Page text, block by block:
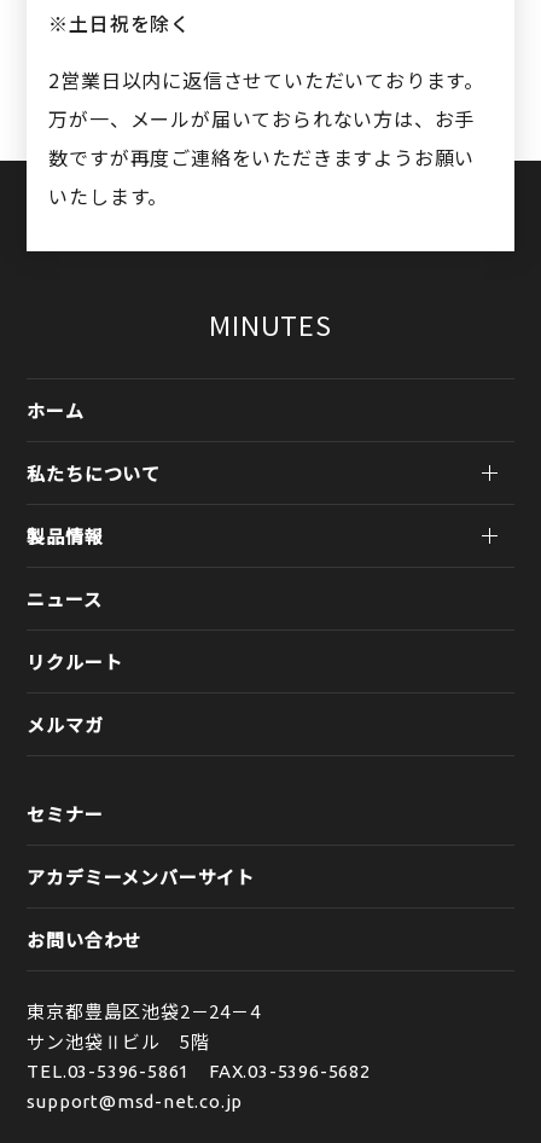
※土日祝を除く
2営業日以内に返信させていただいております。
万が一、メールが届いておられない方は、お手
数ですが再度ご連絡をいただきますようお願い
いたします。
MINUTES
ホーム
私たちについて
製品情報
ニュース
リクルート
メルマガ
セミナー
アカデミーメンバーサイト
お問い合わせ
東京都豊島区池袋2－24－4
サン池袋Ⅱビル 5階
TEL.03-5396-5861
FAX.03-5396-5682
support@msd-net.co.jp